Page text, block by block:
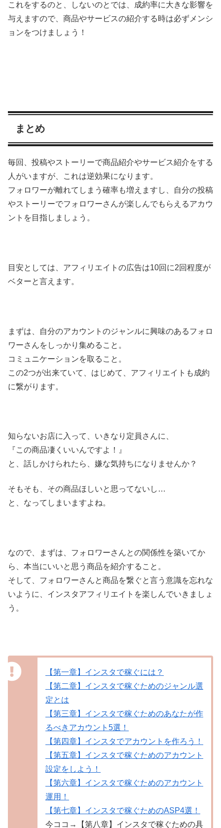
これをするのと、しないのとでは、成約率に大きな影響を
与えますので、商品やサービスの紹介する時は必ずメンシ
ョンをつけましょう！
まとめ
毎回、投稿やストーリーで商品紹介やサービス紹介をする
人がいますが、これは逆効果になります。
フォロワーが離れてしまう確率も増えますし、自分の投稿
やストーリーでフォロワーさんが楽しんでもらえるアカウ
ントを目指しましょう。
目安としては、アフィリエイトの広告は10回に2回程度が
ベターと言えます。
まずは、自分のアカウントのジャンルに興味のあるフォロ
ワーさんをしっかり集めること。
コミュニケーションを取ること。
この2つが出来ていて、はじめて、アフィリエイトも成約
に繋がります。
知らないお店に入って、いきなり定員さんに、
『この商品凄くいいんですよ！』
と、話しかけられたら、嫌な気持ちになりませんか？
そもそも、その商品ほしいと思ってないし…
と、なってしまいますよね。
なので、まずは、フォロワーさんとの関係性を築いてか
ら、本当にいいと思う商品を紹介すること。
そして、フォロワーさんと商品を繋ぐと言う意識を忘れな
いように、インスタアフィリエイトを楽しんでいきましょ
う。
【第一章】インスタで稼ぐには？
【第二章】インスタで稼ぐためのジャンル選
定とは
【第三章】インスタで稼ぐためのあなたが作
るべきアカウント5選！
【第四章】インスタでアカウントを作ろう！
【第五章】インスタで稼ぐためのアカウント
設定をしよう！
【第六章】インスタで稼ぐためのアカウント
運用！
【第七章】インスタで稼ぐためのASP4選！
今ココ→【第八章】インスタで稼ぐための具